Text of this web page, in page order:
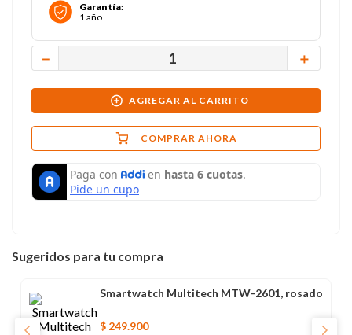
Garantía:
1 año
＋
－
AGREGAR AL CARRITO
COMPRAR AHORA
Sugeridos para tu compra
Smartwatch Multitech MTW-2601, rosado
$ 249.900